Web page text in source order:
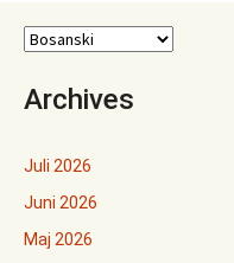
Archives
Juli 2026
Juni 2026
Maj 2026